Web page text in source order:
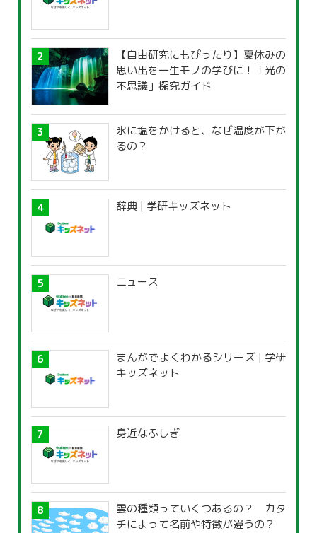
【自由研究にもぴったり】夏休みの
思い出を一生モノの学びに！「光の
不思議」探究ガイド
氷に塩をかけると、なぜ温度が下が
るの？
辞典 | 学研キッズネット
ニュース
まんがでよくわかるシリーズ | 学研
キッズネット
身近なふしぎ
雲の種類っていくつあるの？ カタ
チによって名前や特徴が違うの？